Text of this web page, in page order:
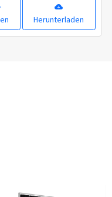
Herunterladen